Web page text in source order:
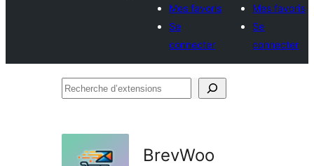
Mes favoris
Se
connecter
Mes favoris
Se
connecter
Recherche
BrevWoo